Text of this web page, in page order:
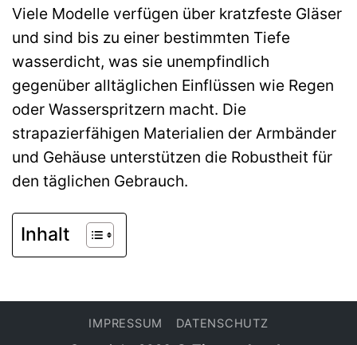
Viele Modelle verfügen über kratzfeste Gläser
und sind bis zu einer bestimmten Tiefe
wasserdicht, was sie unempfindlich
gegenüber alltäglichen Einflüssen wie Regen
oder Wasserspritzern macht. Die
strapazierfähigen Materialien der Armbänder
und Gehäuse unterstützen die Robustheit für
den täglichen Gebrauch.
Inhalt
IMPRESSUM DATENSCHUTZ